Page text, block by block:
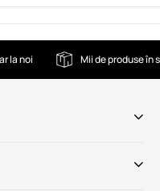
la noi Mii de produse în